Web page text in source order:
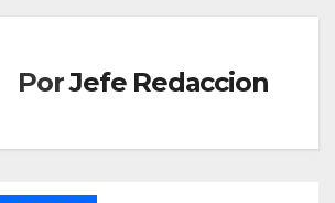
PorJefe Redaccion